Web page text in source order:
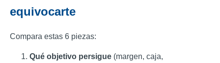
equivocarte
Compara estas 6 piezas:
Qué objetivo persigue (margen, caja,